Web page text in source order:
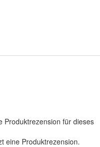
Produktrezension für dieses
eine Produktrezension.